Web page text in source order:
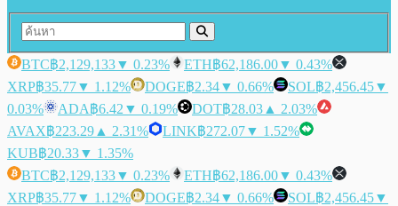
BTC฿2,129,133▼ 0.23% ETH฿62,186.00▼ 0.43%
XRP฿35.77▼ 1.12% DOGE฿2.34▼ 0.66% SOL฿2,456.45▼
0.03%
ADA฿6.42 ▼ 0.19% DOT฿28.03 ▲ 2.03%
AVAX฿223.29 ▲ 2.31% LINK฿272.07▼ 1.52%
KUB฿20.33▼ 1.35%
BTC฿2,129,133▼ 0.23% ETH฿62,186.00▼ 0.43%
XRP฿35.77▼ 1.12% DOGE฿2.34▼ 0.66% SOL฿2,456.45▼